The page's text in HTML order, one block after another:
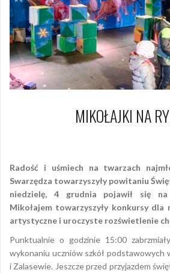
MIKOŁAJKI NA
Radość i uśmiech na twarzach
Swarzędza towarzyszyły powitaniu
niedzielę, 4 grudnia pojawił się
Mikołajem towarzyszyły konkursy dla
artystyczne i uroczyste rozświetlenie
Punktualnie o godzinie 15:00
wykonaniu uczniów szkół podstawowych
i Zalasewie. Jeszcze przed przyjazdem